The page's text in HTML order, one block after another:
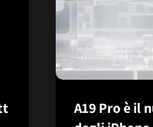
A19 Pro è il